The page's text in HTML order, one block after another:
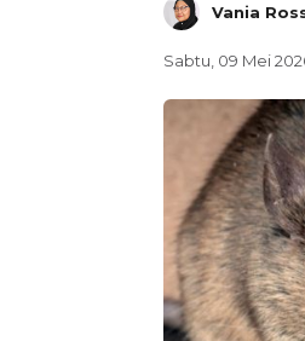
Vania
Sabtu, 09 Mei